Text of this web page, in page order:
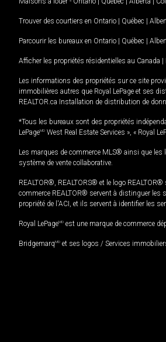
Trouver des courtiers en Ontario | Québec |
Parcourir les bureaux en Ontario | Québec |
Afficher les propriétés résidentielles au Canada |
Les informations des propriétés sur ce site
immobilières autres que Royal LePage et ses
REALTOR.ca Installation de distribution de
*Tous les bureaux sont des propriétés
LePageMD West Real Estate Services », « Royal
Les marques de commerce MLS® ainsi que
système de vente collaborative.
REALTOR®, REALTORS® et le logo
commerce REALTOR® servent à distinguer
propriété de l'ACI, et ils servent à identifier les
Royal LePageMD est une marque de commerce
BridgemarqMD et ses logos / Services